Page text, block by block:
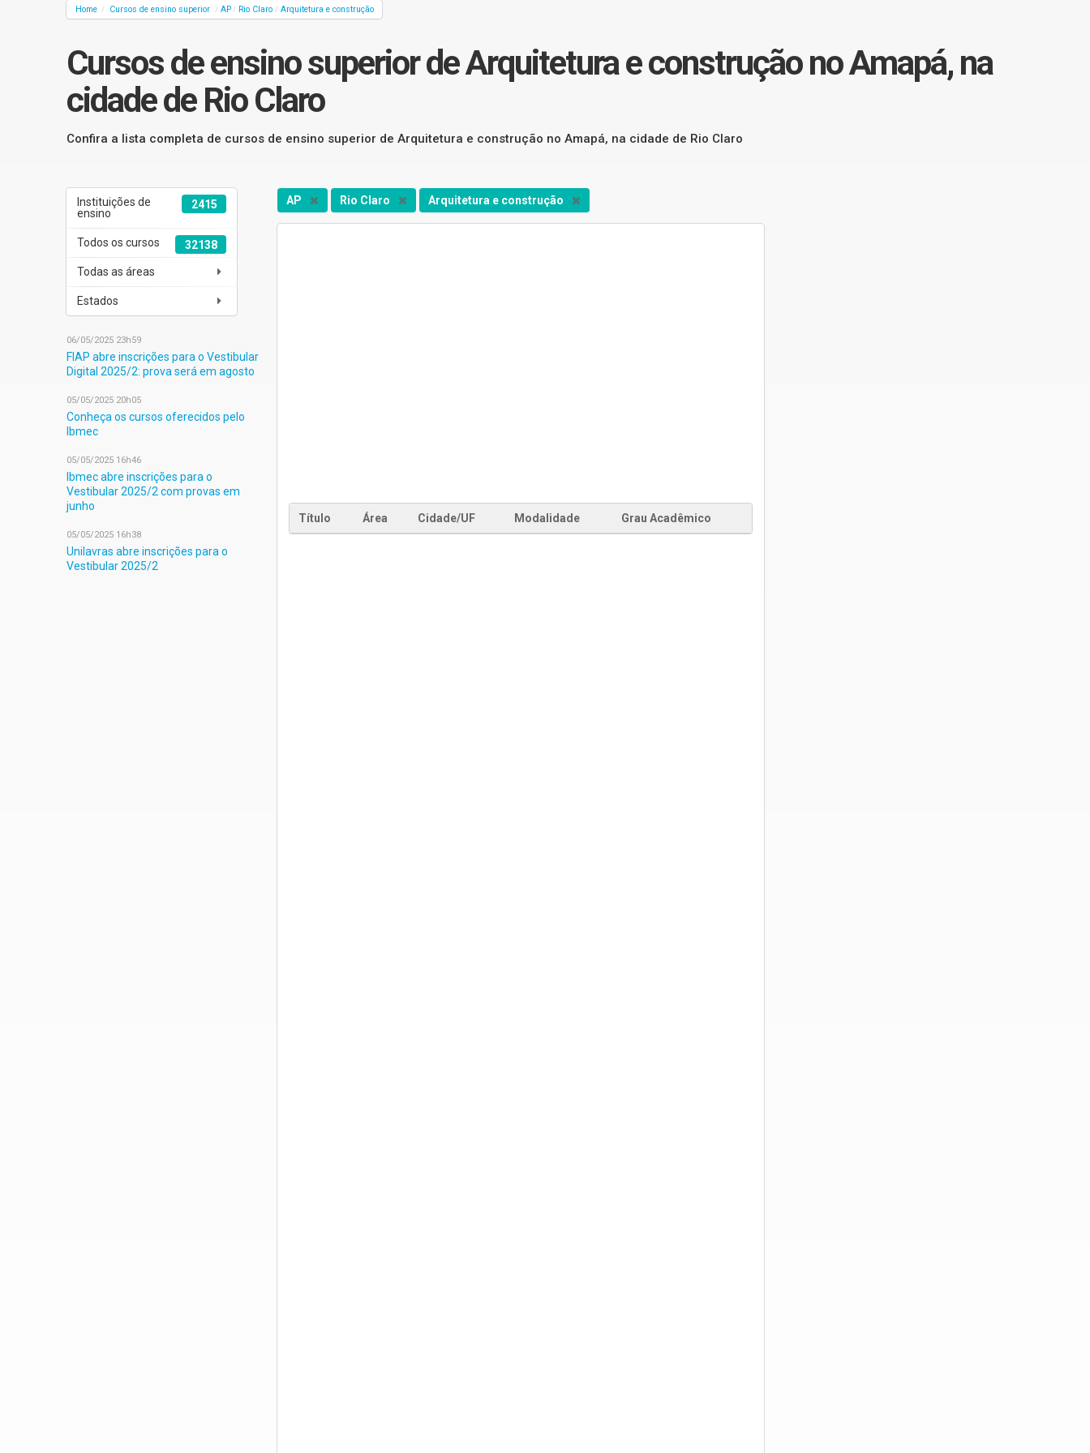
Home / Cursos de ensino superior / AP / Rio Claro / Arquitetura e construção
Cursos de ensino superior de Arquitetura e construção no Amapá, na
cidade de Rio Claro
Confira a lista completa de cursos de ensino superior de Arquitetura e construção no Amapá, na cidade de Rio Claro
2415
Instituições de
ensino
32138
Todos os cursos
Todas as áreas
Estados
06/05/2025 23h59
FIAP abre inscrições para o Vestibular
Digital 2025/2: prova será em agosto
05/05/2025 20h05
Conheça os cursos oferecidos pelo
Ibmec
05/05/2025 16h46
Ibmec abre inscrições para o
Vestibular 2025/2 com provas em
junho
05/05/2025 16h38
Unilavras abre inscrições para o
Vestibular 2025/2
AP Rio Claro Arquitetura e construção
Título Área Cidade/UF Modalidade Grau Acadêmico